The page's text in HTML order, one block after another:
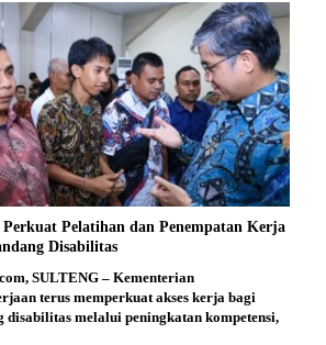
Pelatihan dan Penempatan Kerja
Disabilitas
SULTENG – Kementerian
terus memperkuat akses kerja bagi
disabilitas melalui peningkatan kompetensi,